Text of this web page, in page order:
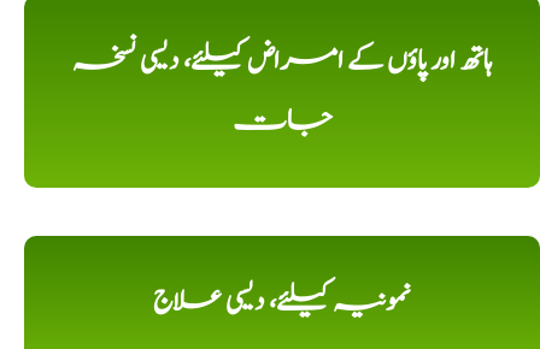
ہاتھ اور پاؤں کے امراض کیلئے، دیسی نسخہ
جات
نمونیہ کیلئے، دیسی علاج